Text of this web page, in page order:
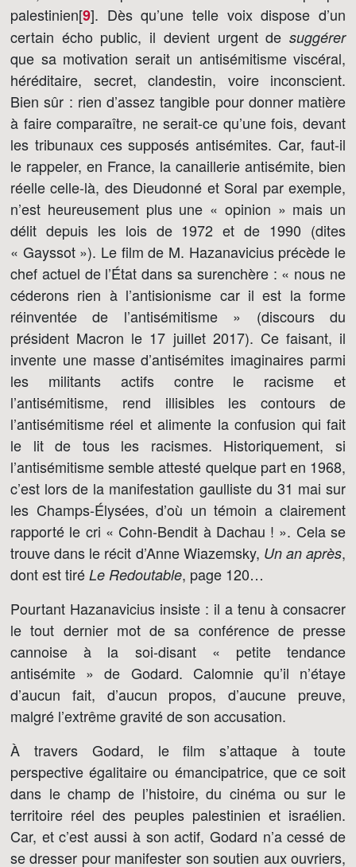
palestinien[9]. Dès qu’une telle voix dispose d’un
certain écho public, il devient urgent de suggérer
que sa motivation serait un antisémitisme viscéral,
héréditaire, secret, clandestin, voire inconscient.
Bien sûr : rien d’assez tangible pour donner matière
à faire comparaître, ne serait-ce qu’une fois, devant
les tribunaux ces supposés antisémites. Car, faut-il
le rappeler, en France, la canaillerie antisémite, bien
réelle celle-là, des Dieudonné et Soral par exemple,
n’est heureusement plus une « opinion » mais un
délit depuis les lois de 1972 et de 1990 (dites
« Gayssot »). Le film de M. Hazanavicius précède le
chef actuel de l’État dans sa surenchère : « nous ne
céderons rien à l’antisionisme car il est la forme
réinventée de l’antisémitisme » (discours du
président Macron le 17 juillet 2017). Ce faisant, il
invente une masse d’antisémites imaginaires parmi
les militants actifs contre le racisme et
l’antisémitisme, rend illisibles les contours de
l’antisémitisme réel et alimente la confusion qui fait
le lit de tous les racismes. Historiquement, si
l’antisémitisme semble attesté quelque part en 1968,
c’est lors de la manifestation gaulliste du 31 mai sur
les Champs-Élysées, d’où un témoin a clairement
rapporté le cri « Cohn-Bendit à Dachau ! ». Cela se
trouve dans le récit d’Anne Wiazemsky, Un an après,
dont est tiré Le Redoutable, page 120…
Pourtant Hazanavicius insiste : il a tenu à consacrer
le tout dernier mot de sa conférence de presse
cannoise à la soi-disant « petite tendance
antisémite » de Godard. Calomnie qu’il n’étaye
d’aucun fait, d’aucun propos, d’aucune preuve,
malgré l’extrême gravité de son accusation.
À travers Godard, le film s’attaque à toute
perspective égalitaire ou émancipatrice, que ce soit
dans le champ de l’histoire, du cinéma ou sur le
territoire réel des peuples palestinien et israélien.
Car, et c’est aussi à son actif, Godard n’a cessé de
se dresser pour manifester son soutien aux ouvriers,